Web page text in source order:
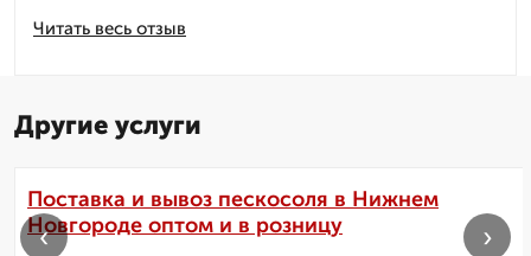
Читать весь отзыв
Другие услуги
Поставка и вывоз пескосоля в Нижнем
Новгороде оптом и в розницу
‹ ›